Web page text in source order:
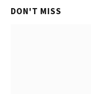
DON'T MISS